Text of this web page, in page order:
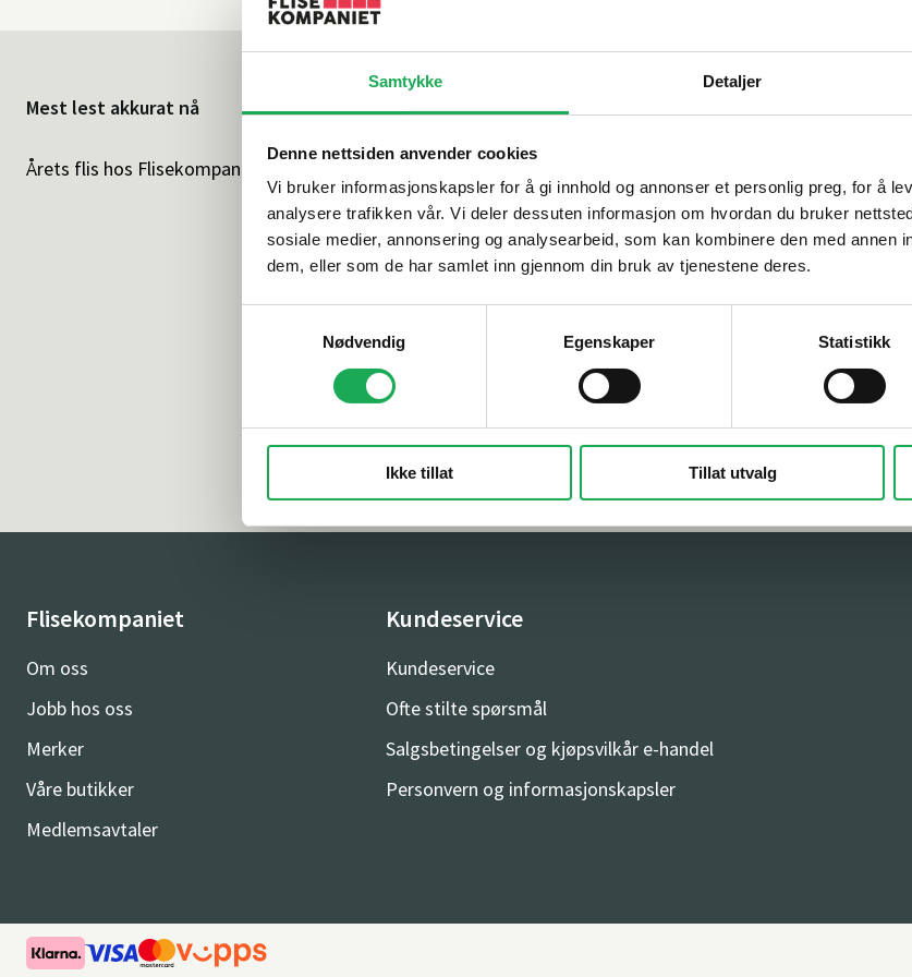
Samtykke Detaljer
Denne nettsiden anvender cookies
Vi bruker informasjonskapsler for å gi innhold og annonser et personlig preg, for å
analysere trafikken vår. Vi deler dessuten informasjon om hvordan du bruker
sosiale medier, annonsering og analysearbeid, som kan kombinere den med annen
dem, eller som de har samlet inn gjennom din bruk av tjenestene deres.
Nødvendig
Egenskaper Statistikk
Ikke tillat Tillat utvalg
Mest lest akkurat nå
Årets flis hos Flisekompaniet
Dette må du tenke
badet
Visste du at du kan
Smarte tips for riktig
Flisekompaniet
Om oss
Jobb hos oss
Merker
Våre butikker
Medlemsavtaler
Kundeservice
Kundeservice
Ofte stilte spørsmål
Salgsbetingelser og kjøpsvilkår e-handel
Personvern og informasjonskapsler